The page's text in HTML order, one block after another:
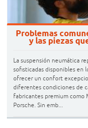
Problemas
y las piezas
La suspensión neumática
sofisticadas disponibles en
ofrecer un confort
diferentes condiciones de
fabricantes premium como
Porsche. Sin emb...